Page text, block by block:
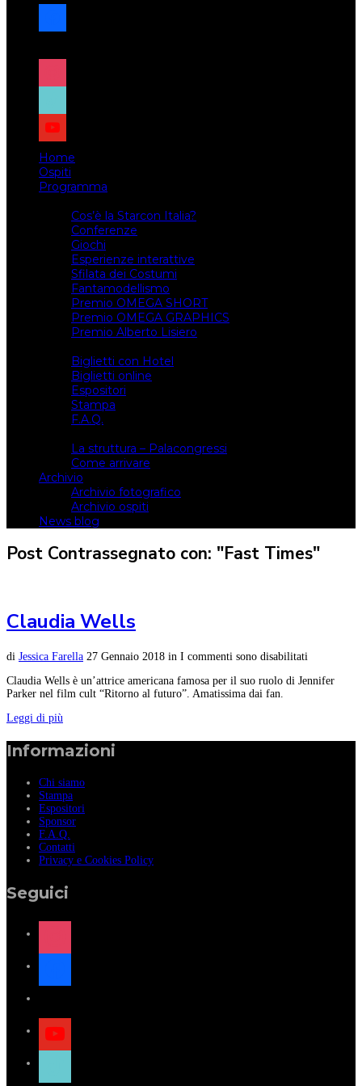
facebook
x
instagram
tiktok
youtube
Home
Ospiti
Programma
Cos’è la Starcon Italia?
Conferenze
Giochi
Esperienze interattive
Sfilata dei Costumi
Fantamodellismo
Premio OMEGA SHORT
Premio OMEGA GRAPHICS
Premio Alberto Lisiero
Biglietti con Hotel
Biglietti online
Espositori
Stampa
F.A.Q.
La struttura – Palacongressi
Come arrivare
Archivio
Archivio fotografico
Archivio ospiti
News blog
Post Contrassegnato con: "Fast Times"
Claudia Wells
di Jessica Farella 27 Gennaio 2018 in I commenti sono disabilitati
Claudia Wells è un’attrice americana famosa per il suo ruolo di Jennifer
Parker nel film cult “Ritorno al futuro”. Amatissima dai fan.
Leggi di più
Informazioni
Chi siamo
Stampa
Espositori
Sponsor
F.A.Q.
Contatti
Privacy e Cookies Policy
Seguici
instagram
facebook
x
youtube
tiktok